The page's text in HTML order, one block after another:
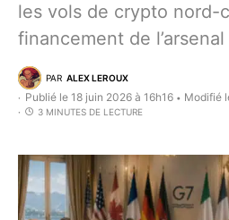
les vols de crypto nord-
financement de
PAR ALEX LEROUX
Publié le 18 juin 2026 à 16h16 • Modifié
3 MINUTES DE LECTURE